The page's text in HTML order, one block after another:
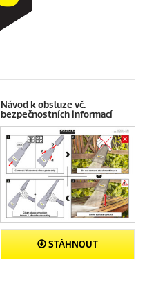
Návod k obsluze vč.
bezpečnostních informací
STÁHNOUT